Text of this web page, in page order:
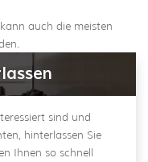
auch die meisten
sind und
hinterlassen Sie
Ihnen so schnell